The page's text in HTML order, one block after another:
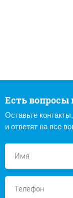
Есть вопросы
Оставьте
и ответят на все